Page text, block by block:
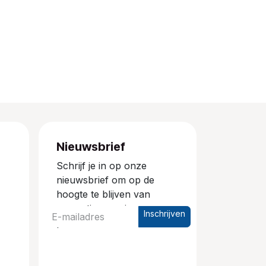
Nieuwsbrief
Schrijf je in op onze
nieuwsbrief om op de
hoogte te blijven van
promoties en nieuwe
producten.
Inschrijven